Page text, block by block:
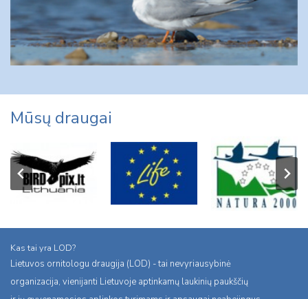
Mūsų draugai
Kas tai yra LOD?
Lietuvos ornitologu draugija (LOD) - tai nevyriausybinė
organizacija, vienijanti Lietuvoje aptinkamų laukinių paukščių